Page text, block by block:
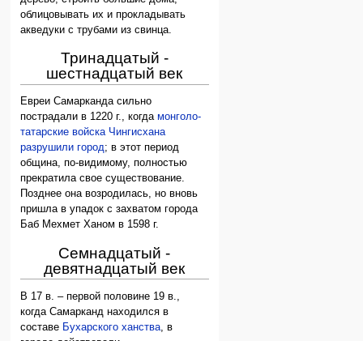
облицовывать их и прокладывать
акведуки с трубами из свинца.
Тринадцатый -
шестнадцатый век
Евреи Самарканда сильно
пострадали в 1220 г., когдамонголо-
татарские войска Чингисхана
разрушили город; в этот период
община, по-видимому, полностью
прекратила свое существование.
Позднее она возродилась, но вновь
пришла в упадок с захватом города
Баб Мехмет Ханом в 1598 г.
Семнадцатый -
девятнадцатый век
В 17 в. – первой половине 19 в.,
когда Самарканд находился в
составе Бухарского ханства , в